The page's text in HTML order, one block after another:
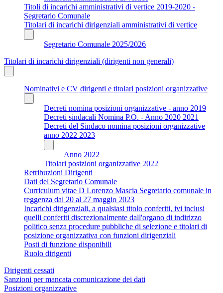
Titoli di incarichi amministrativi di vertice 2019-2020 -
Segretario Comunale
Titolari di incarichi dirigenziali amministrativi di vertice
Segretario Comunale 2025/2026
Titolari di incarichi dirigenziali (dirigenti non generali)
Nominativi e CV dirigenti e titolari posizioni organizzative
Decreti nomina posizioni organizzative - anno 2019
Decreti sindacali Nomina P.O. - Anno 2020 2021
Decreti del Sindaco nomina posizioni organizzative
anno 2022 2023
Anno 2022
Titolari posizioni organizzative 2022
Retribuzioni Dirigenti
Dati del Segretario Comunale
Curriculum vitae D Lorenzo Mascia Segretario comunale in
reggenza dal 20 al 27 maggio 2023
Incarichi dirigenziali, a qualsiasi titolo conferiti, ivi inclusi
quelli conferiti discrezionalmente dall'organo di indirizzo
politico senza procedure pubbliche di selezione e titolari di
posizione organizzativa con funzioni dirigenziali
Posti di funzione disponibili
Ruolo dirigenti
Dirigenti cessati
Sanzioni per mancata comunicazione dei dati
Posizioni organizzative